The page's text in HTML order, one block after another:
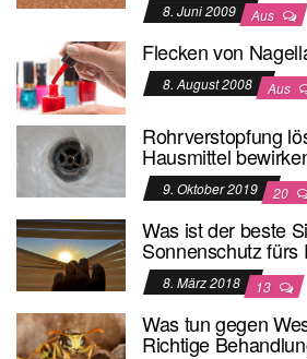
8. Juni 2009 Aus
Flecken von
8. August 2008 Aus
Rohrverstopfung
Hausmittel
9. Oktober 2019 20
Was ist der beste
Sonnenschutz fürs
8. März 2018 13
Was tun gegen
Richtige